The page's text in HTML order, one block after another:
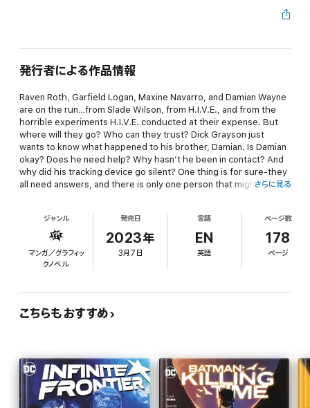
発行者による作品情報
Raven Roth, Garfield Logan, Maxine Navarro, and Damian Wayne
are on the run…from Slade Wilson, from H.I.V.E., and from the
horrible experiments H.I.V.E. conducted at their expense. But
where will they go? Who can they trust? Dick Grayson just
wants to know what happened to his brother, Damian. Is Damian
okay? Does he need help? Why hasn’t he been in contact? And
why did his tracking device go silent? One thing is for sure-they
all need answers, and there is only one person that might be
and artist Gabriel Picolo continue their New York Times
bestselling Teen Titans graphic novel series.
さらに見る
ジャンル
マンガ／グラフィッ
クノベル
発売日
2023年
3月7日
言語
EN
英語
ページ数
178
ページ
こちらもおすすめ